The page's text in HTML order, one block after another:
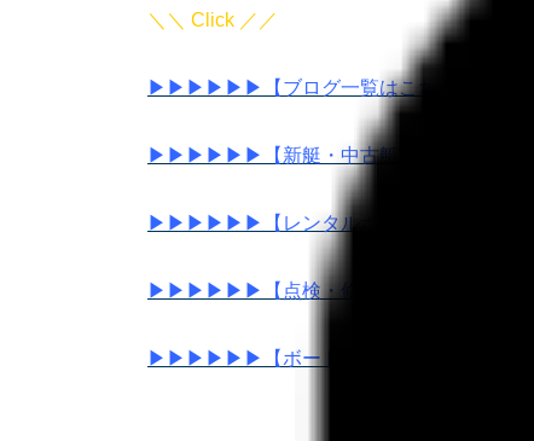
＼＼ Click ／／
▶▶▶▶▶▶【ブログ一覧はこちらから
▶▶▶▶▶▶【新艇・中古艇はこちらか
▶▶▶▶▶▶【レンタルボートについて
▶▶▶▶▶▶【点検・修理についてはこ
▶▶▶▶▶▶【ボート免許はサニーサイド